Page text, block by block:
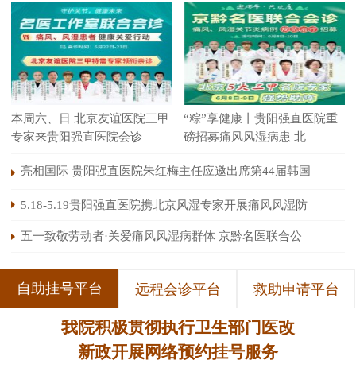
本周六、日 北京友谊医院三甲
专家来贵阳强直医院会诊
“粽”享健康丨贵阳强直医院重
磅招募痛风风湿病患 北
亮相国际 贵阳强直医院朱红梅主任应邀出席第44届韩国
5.18-5.19贵阳强直医院携北京风湿专家开展痛风风湿防
五一致敬劳动者·关爱痛风风湿病群体 京黔名医联合公
自助挂号平台 远程会诊平台 救助申请平台
我院积极贯彻执行卫生部门医改
新政开展网络预约挂号服务